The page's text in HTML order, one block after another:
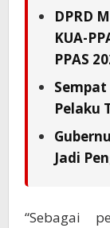
DPRD
KUA-
PPAS
Pelaku
Jadi
“Sebagai